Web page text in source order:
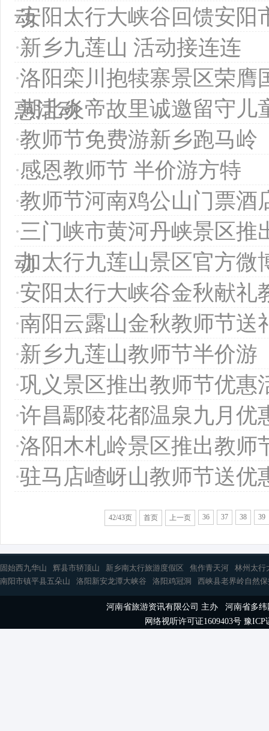
动
·安阳太行大峡谷回馈安阳
·新乡九莲山 活动接连连
·洛阳栾川抱犊寨景区荣膺
惠活动
·湖北炎帝故里诚邀留守儿
·教师节免费游新乡跑马岭
·感恩教师节 半价游方特
·教师节河南鸡公山门票酒
·三门峡市黄河丹峡景区推
动
·加太行九莲山景区官方微
·安阳太行大峡谷金秋献礼
·南阳云露山金秋教师节送
·新乡九莲山教师节半价游
·巩义景区推出教师节优惠
·许昌鄢陵花都温泉九月优
·洛阳木札岭景区推出教师
·驻马店嵖岈山教师节送优
42/43页 首页 上一页 36 37 38 39
固始西九华山 辉县市轿顶山 新乡南太行旅游度假区 焦作青天河
林州太行
南阳市镇平县五朵山
洛阳新安龙潭大峡谷 洛阳鸡冠洞 西峡县老界岭自然
河南省旅游资讯有限公司 主办 河南省多
网络视听许可证1609403号 豫ICP